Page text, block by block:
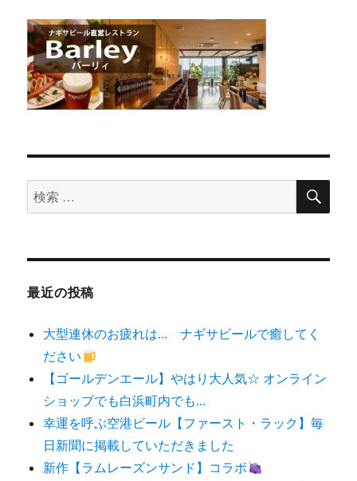
検
索
象:
検
最近の投稿
大型連休のお疲れは… ナギサビールで癒してく
ださい
【ゴールデンエール】やはり大人気☆ オンライン
ショップでも白浜町内でも…
幸運を呼ぶ空港ビール【ファースト・ラック】毎
日新聞に掲載していただきました
新作【ラムレーズンサンド】コラボ